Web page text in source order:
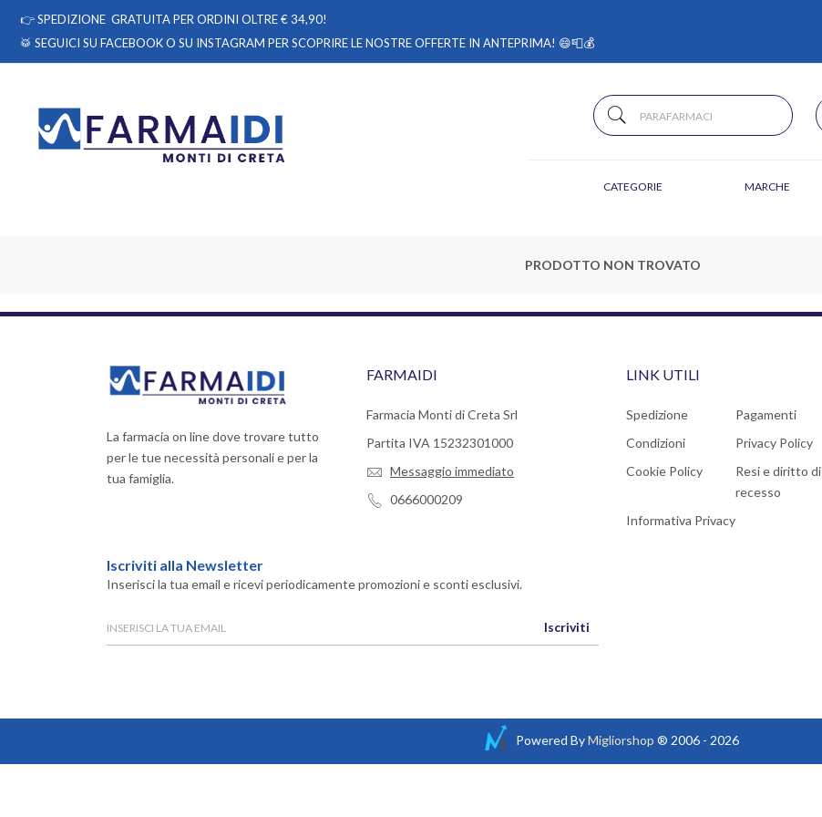
👉SPEDIZIONE GRATUITA PER ORDINI OLTRE € 34,90!
🥁 SEGUICI SU FACEBOOKO SU INSTAGRAM PER SCOPRIRE LE NOSTRE OFFERTE IN ANTEPRIMA! 😄📮💰
CATEGORIE MARCHE
PRODOTTO NON TROVATO
La farmacia on line dove trovare tutto
per le tue necessità personali e per la
tua famiglia.
FARMAIDI
Farmacia Monti di Creta Srl
Partita IVA 15232301000
Messaggio immediato
0666000209
LINK UTILI
Spedizione
Pagamenti
Condizioni
Privacy Policy
Cookie Policy
Resi e diritto di
recesso
Informativa Privacy
Iscriviti alla Newsletter
Inserisci la tua email e ricevi periodicamente promozioni e sconti esclusivi.
Iscriviti
Powered ByMigliorshop ® 2006 - 2026